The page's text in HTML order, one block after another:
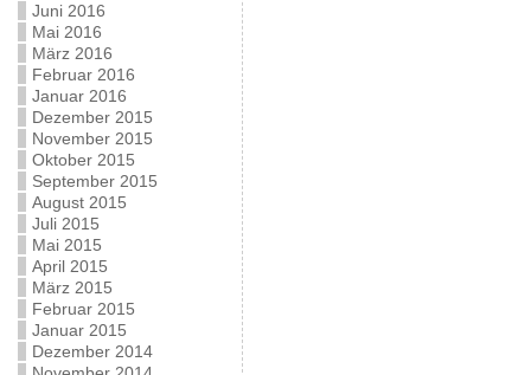
Juni 2016
Mai 2016
März 2016
Februar 2016
Januar 2016
Dezember 2015
November 2015
Oktober 2015
September 2015
August 2015
Juli 2015
Mai 2015
April 2015
März 2015
Februar 2015
Januar 2015
Dezember 2014